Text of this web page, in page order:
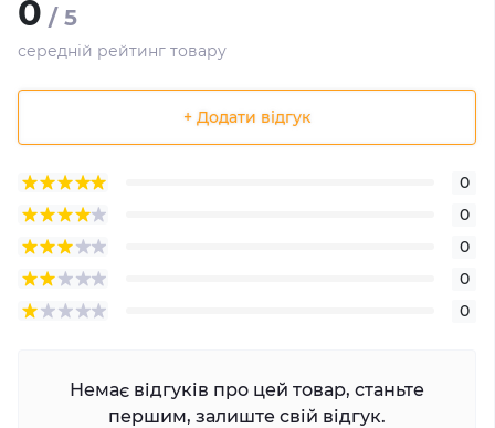
0 / 5
середній рейтинг товару
+ Додати відгук
0
0
0
0
0
Немає відгуків про цей товар, станьте
першим, залиште свій відгук.